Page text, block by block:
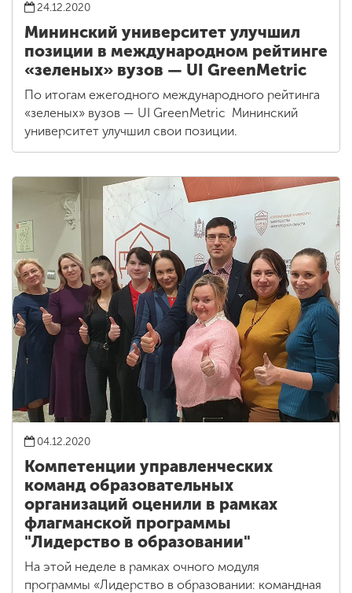
24.12.2020
Мининский университет улучшил
позиции в международном рейтинге
«зеленых» вузов — UI GreenMetric
По итогам ежегодного международного рейтинга
«зеленых» вузов — UI GreenMetric Мининский
университет улучшил свои позиции.
04.12.2020
Компетенции управленческих
команд образовательных
организаций оценили в рамках
флагманской программы
"Лидерство в образовании"
На этой неделе в рамках очного модуля
программы «Лидерство в образовании: командная